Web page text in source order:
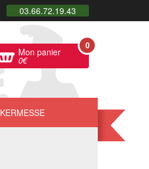
03.66.72.19.43
Mon panier
0€
0
KERMESSE